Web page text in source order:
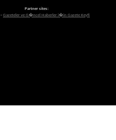
Partner sites:
- Gazeteler ve G�ncel Haberler i�in Gazete Keyfi